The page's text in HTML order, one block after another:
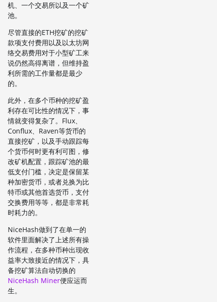
机、一个交易所以及一个矿
池。
尽管直接的ETH挖矿的挖矿
款项支付费用以及以太坊网
络交易费用对于小型矿工来
说仍然高得离谱，但维持盈
利所需的工作量都是最少
的。
此外，在多个币种的挖矿盈
利存在可比性的情况下，事
情就变得复杂了。Flux、
Conflux、Raven等货币的
直接挖矿，以及手动跟踪每
个货币何时更有利可图，修
改矿机配置，跟踪矿池的最
低支付门槛，决定是保留某
种加密货币，或者兑换为比
特币或其他首选货币，支付
交换费用等等，都是非常耗
时耗力的。
NiceHash做到了在单一的
软件里面解决了上述所有操
作流程，在多种币种出现收
益率大致接近的情况下，具
备挖矿算法自动切换的
NiceHash Miner便应运而
生。